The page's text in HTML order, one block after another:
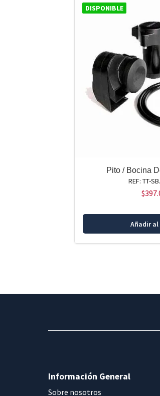
DISPONIBLE
Pito / Bocina
REF: TT-
$
Añadir
Información General
Sobre nosotros